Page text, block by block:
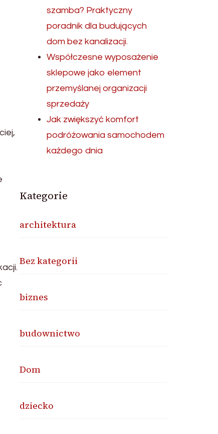
szamba? Praktyczny
poradnik dla budujących
dom bez kanalizacji.
Współczesne wyposażenie
sklepowe jako element
przemyślanej organizacji
sprzedaży
Jak zwiększyć komfort
podróżowania samochodem
każdego dnia
Kategorie
architektura
Bez kategorii
biznes
budownictwo
Dom
dziecko